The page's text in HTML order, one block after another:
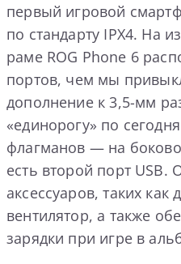
первый игровой
по стандарту IPX4. На
раме ROG Phone 6
портов, чем мы
дополнение к 3,5-мм
«единорогу» по
флагманов — на
есть второй порт USB.
аксессуаров, таких как
вентилятор, а также
зарядки при игре в